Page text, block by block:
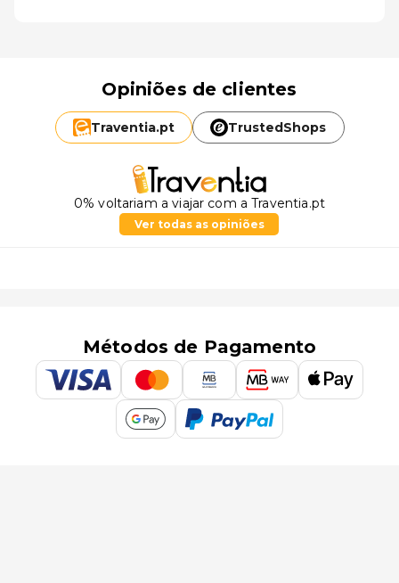
Opiniões de clientes
Traventia.pt TrustedShops
0% voltariam a viajar com a Traventia.pt
Ver todas as opiniões
Métodos de Pagamento